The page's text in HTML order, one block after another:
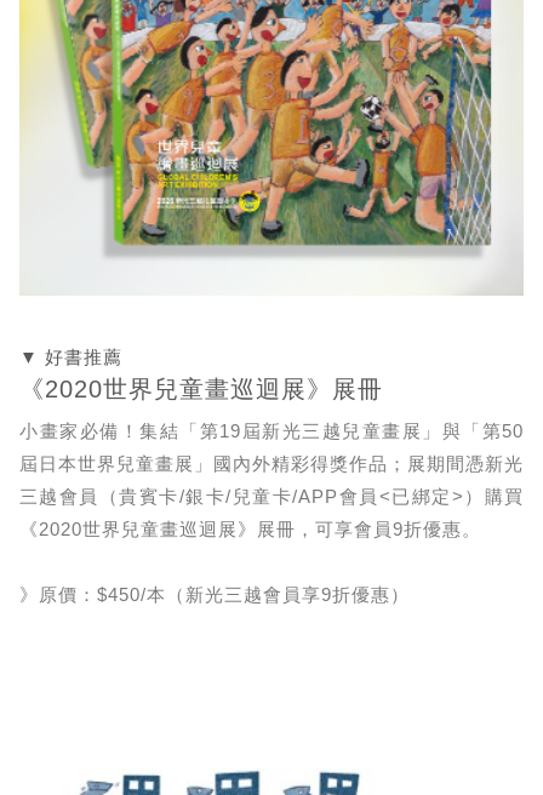
▼ 好書推薦
《2020世界兒童畫巡迴展》展冊
小畫家必備！集結「第19屆新光三越兒童畫展」與「第50
屆日本世界兒童畫展」國內外精彩得獎作品；展期間憑新光
三越會員（貴賓卡/銀卡/兒童卡/APP會員<已綁定>）購買
《2020世界兒童畫巡迴展》展冊，可享會員9折優惠。
》原價：$450/本（新光三越會員享9折優惠）